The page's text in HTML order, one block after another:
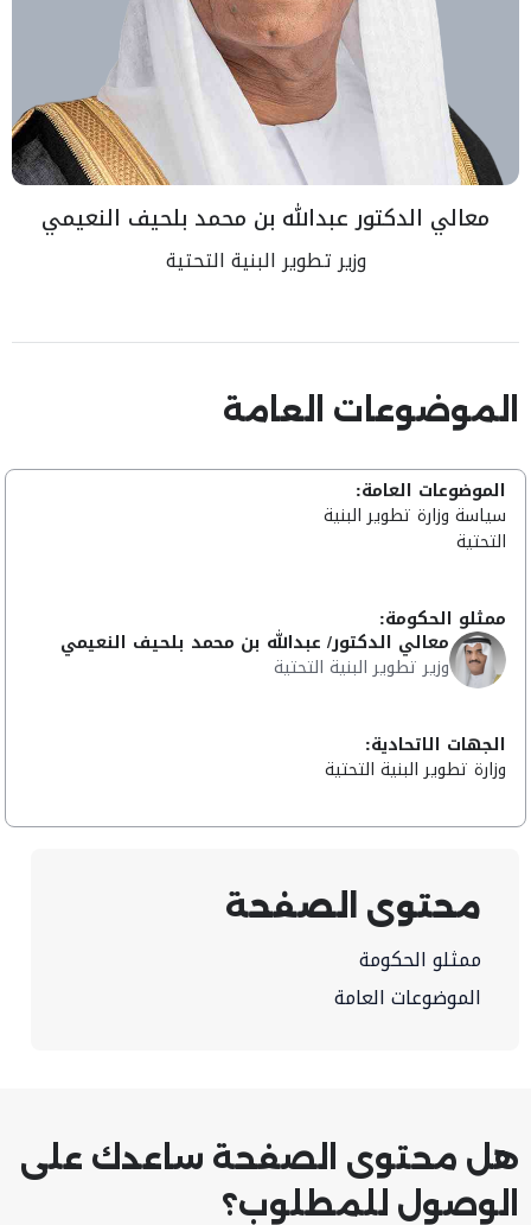
معالي الدكتور عبدالله بن محمد بلحيف النعيمي
وزير تطوير البنية التحتية
الموضوعات العامة
الموضوعات العامة:
سياسة وزارة تطوير البنية
التحتية
ممثلو الحكومة:
معالي الدكتور/ عبدالله بن محمد بلحيف النعيمي
وزير تطوير البنية التحتية
الجهات الاتحادية:
وزارة تطوير البنية التحتية
محتوى الصفحة
ممثلو الحكومة
الموضوعات العامة
هل محتوى الصفحة ساعدك على
الوصول للمطلوب؟